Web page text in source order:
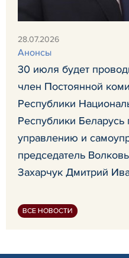
28.07.2026
Анонсы
30 июля будет
член Постоянной
Республики
Республики Беларусь
управлению и
председатель
Захарчук Дмитрий
ВСЕ НОВОСТИ